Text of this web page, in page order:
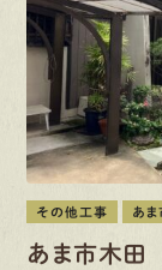
その他工事 あま
あま市木